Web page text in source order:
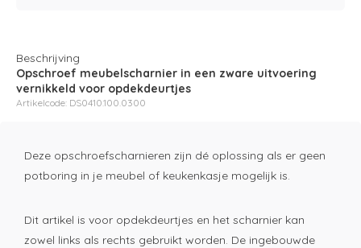
Beschrijving
Opschroef meubelscharnier in een zware uitvoering
vernikkeld voor opdekdeurtjes
Artikelcode: DS0410.100.0300
Deze opschroefscharnieren zijn dé oplossing als er geen
potboring in je meubel of keukenkasje mogelijk is.
Dit artikel is voor opdekdeurtjes en het scharnier kan
zowel links als rechts gebruikt worden. De ingebouwde